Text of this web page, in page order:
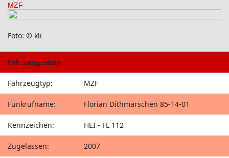
MZF
Foto: © kli
Fahrzeugdaten
Fahrzeugtyp: MZF
Funkrufname: Florian Dithmarschen 85-14-01
Kennzeichen: HEI - FL 112
Zugelassen: 2007